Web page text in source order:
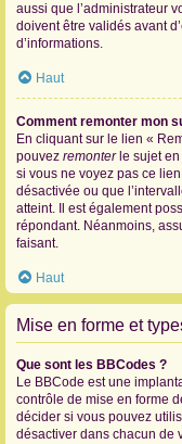
aussi que l’administrateur
doivent être validés avant
d’informations.
Haut
Comment remonter mon
En cliquant sur le lien «
pouvez remonterle sujet en
si vous ne voyez pas ce
désactivée ou que
atteint. Il est également
répondant. Néanmoins,
faisant.
Haut
Mise en forme et
Que sont les BBCodes ?
Le BBCode est une
contrôle de mise en forme
décider si vous pouvez
désactiver dans chacun de